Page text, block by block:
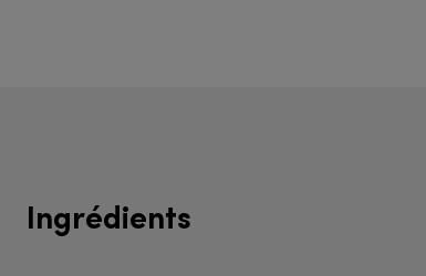
Ingrédients